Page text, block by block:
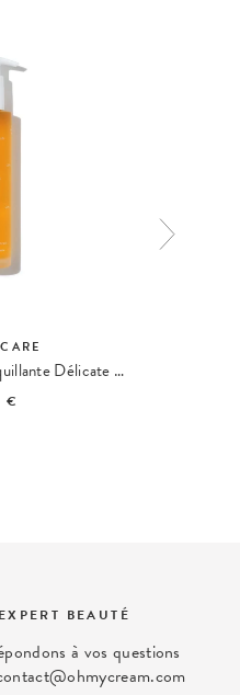
Light Work Huile Démaquillante Délicate Rosier Sauvage
€
EXPERT BEAUTÉ
à vos questions